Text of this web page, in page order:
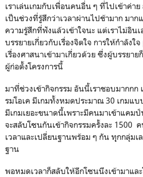
เราเล่นเกมกับเพื่อนคนอื่น ๆ ที่ไปเข้าค่าย
เป็นช่วงที่รู้สึกว่าเวลาผ่านไปช้ามาก มา
ความรู้สึกที่ฟังแล้วเข้าใจนะ แต่เราไม่อิน
บรรยายเกี่ยวกับเรื่องจิตใจ การให้กำลังใ
เรื่องศาสนาเข้ามาเกี่ยวด้วย ซึ่งผู้บรรยาย
ผู้ก่อตั้งโครงการนี้
มาที่ช่วงเข้ากิจกรรม อันนี้เราชอบมากกก
รมโอเค มีเกมทั้งหมดประมาณ 30 เกมแ
มีเกมเยอะขนาดนี้เพราะมีคนมาเข้าแคม
จะสลับโซนกันเข้ากิจกรรมครั้งละ 1500
เวลาและเปลี่ยนฐานพร้อม ๆ กัน ทุุกกลุ่มเ
ฐาน
พอหมดเวลาก็สลับให้อีกโซนนึงเข้ามาแล